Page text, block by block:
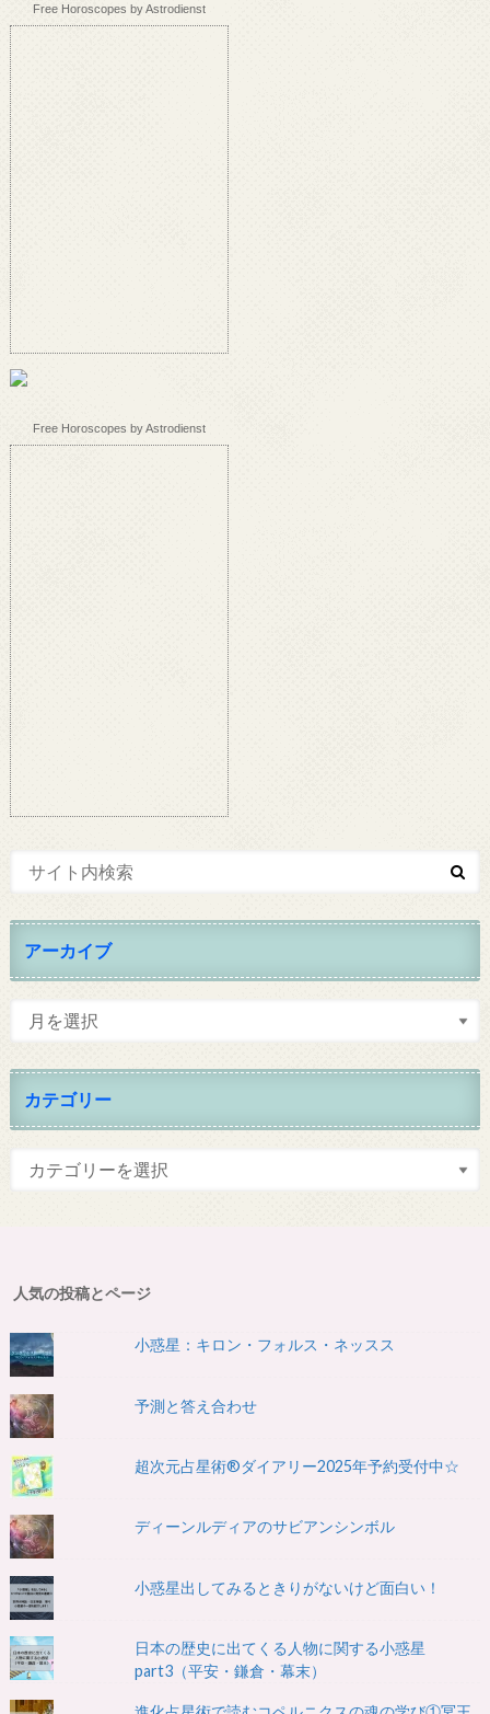
Free Horoscopes by Astrodienst
Free Horoscopes by Astrodienst
アーカイブ
カテゴリー
人気の投稿とページ
小惑星：キロン・フォルス・ネッスス
予測と答え合わせ
超次元占星術®ダイアリー2025年予約受付中☆
ディーンルディアのサビアンシンボル
小惑星出してみるときりがないけど面白い！
日本の歴史に出てくる人物に関する小惑星
part3（平安・鎌倉・幕末）